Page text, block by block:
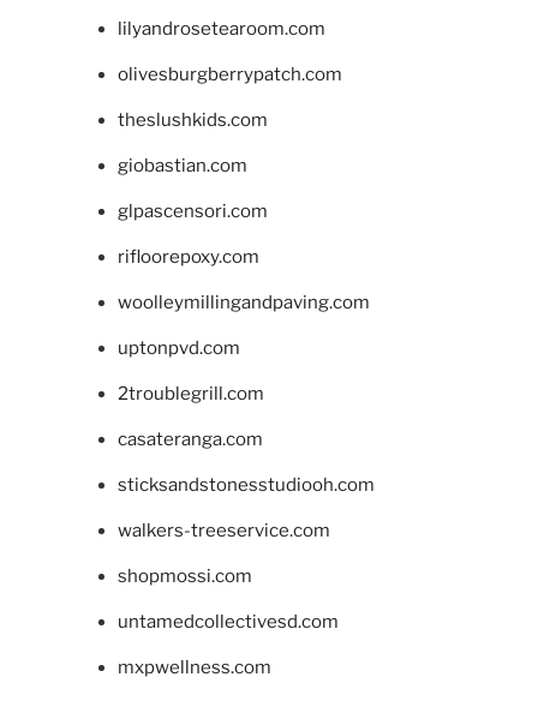
lilyandrosetearoom.com
olivesburgberrypatch.com
theslushkids.com
giobastian.com
glpascensori.com
rifloorepoxy.com
woolleymillingandpaving.com
uptonpvd.com
2troublegrill.com
casateranga.com
sticksandstonesstudiooh.com
walkers-treeservice.com
shopmossi.com
untamedcollectivesd.com
mxpwellness.com